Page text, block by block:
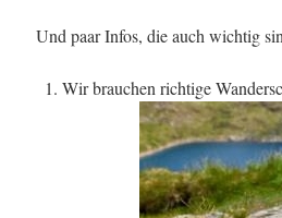
Und paar Infos, die auch wichtig
Wir brauchen richtige